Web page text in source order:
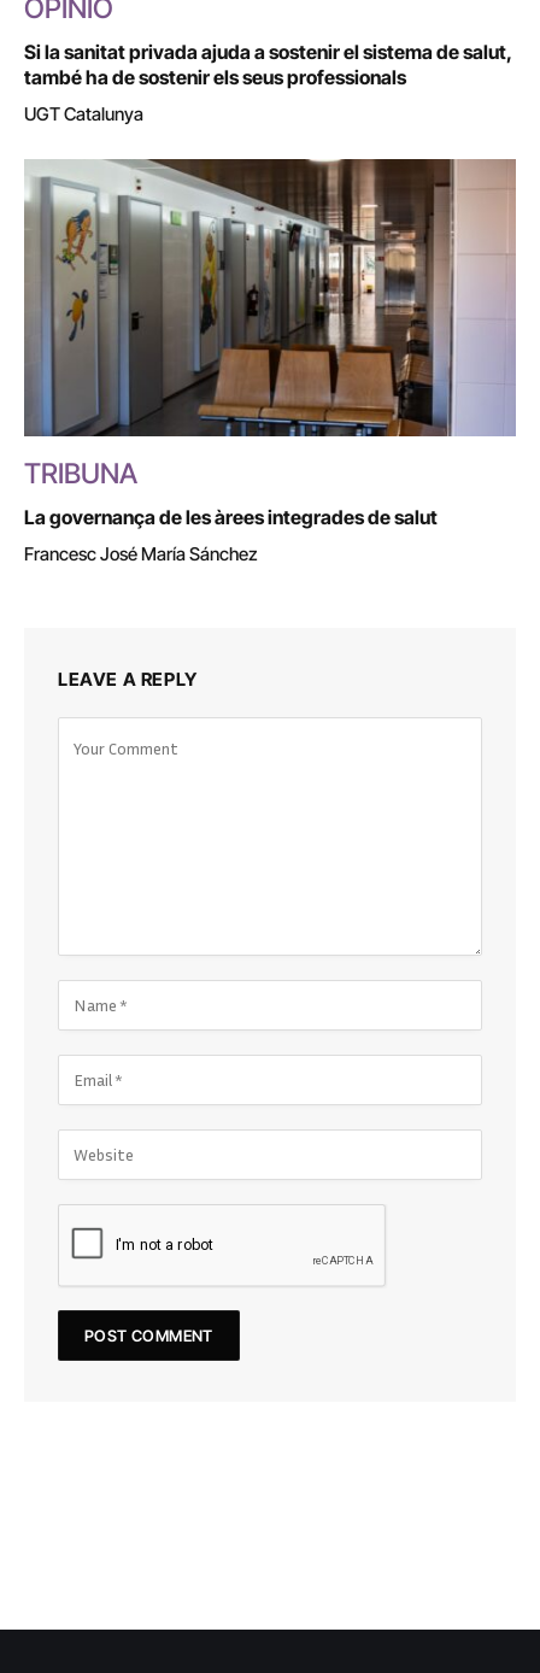
OPINIÓ
Si la sanitat privada ajuda a sostenir el sistema de salut,
també ha de sostenir els seus professionals
UGT Catalunya
TRIBUNA
La governança de les àrees integrades de salut
Francesc José María Sánchez
LEAVE A REPLY